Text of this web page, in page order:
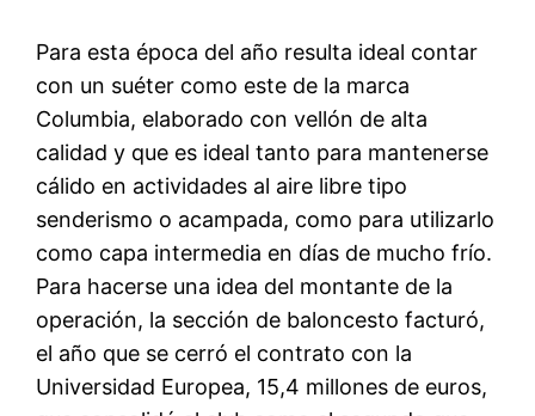
Para esta época del año resulta ideal contar
con un suéter como este de la marca
Columbia, elaborado con vellón de alta
calidad y que es ideal tanto para mantenerse
cálido en actividades al aire libre tipo
senderismo o acampada, como para utilizarlo
como capa intermedia en días de mucho frío.
Para hacerse una idea del montante de la
operación, la sección de baloncesto facturó,
el año que se cerró el contrato con la
Universidad Europea, 15,4 millones de euros,